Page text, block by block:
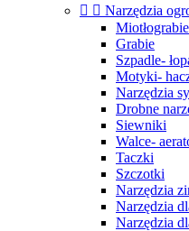
  Narzędzia
Miotłograbie
Grabie
Szpadle-
Motyki-
Narzędzia
Drobne
Siewniki
Walce-
Taczki
Szczotki
Narzędzia
Narzędzia
Narzędzia